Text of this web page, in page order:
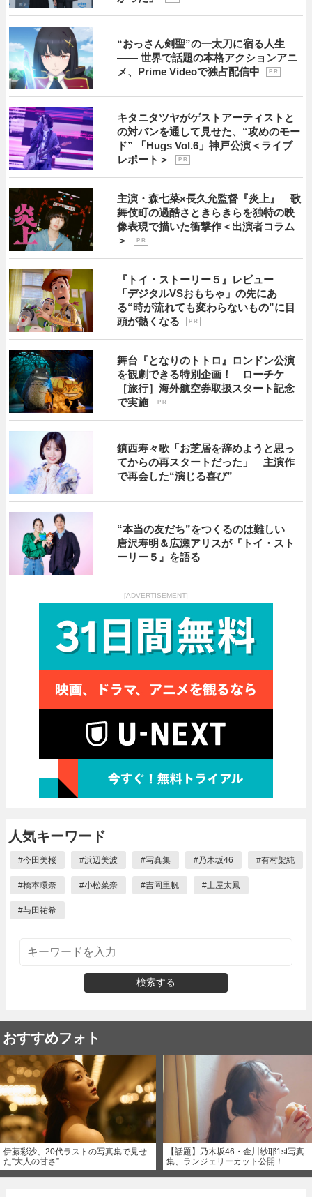
“おっさん剣聖”の一太刀に宿る人生
―― 世界で話題の本格アクションアニ
メ、Prime Videoで独占配信中
P R
キタニタツヤがゲストアーティストと
の対バンを通して見せた、“攻めのモー
ド” 「Hugs Vol.6」神戸公演＜ライブ
レポート＞
P R
主演・森七菜×長久允監督『炎上』 歌
舞伎町の過酷さときらきらを独特の映
像表現で描いた衝撃作＜出演者コラム
＞
P R
『トイ・ストーリー５』レビュー
「デジタルVSおもちゃ」の先にあ
る“時が流れても変わらないもの”に目
頭が熱くなる
P R
舞台『となりのトトロ』ロンドン公演
を観劇できる特別企画！ ローチケ
［旅行］海外航空券取扱スタート記念
で実施
P R
鎮西寿々歌「お芝居を辞めようと思っ
てからの再スタートだった」 主演作
で再会した“演じる喜び”
“本当の友だち”をつくるのは難しい
唐沢寿明＆広瀬アリスが『トイ・スト
ーリー５』を語る
[ADVERTISEMENT]
人気キーワード
#今田美桜 #浜辺美波 #写真集 #乃木坂46 #有村架純
#橋本環奈 #小松菜奈 #吉岡里帆 #土屋太鳳
#与田祐希
検索する
おすすめフォト
伊藤彩沙、20代ラストの写真集で見せ
た“大人の甘さ”
【話題】乃木坂46・金川紗耶1st写真
集、ランジェリーカット公開！